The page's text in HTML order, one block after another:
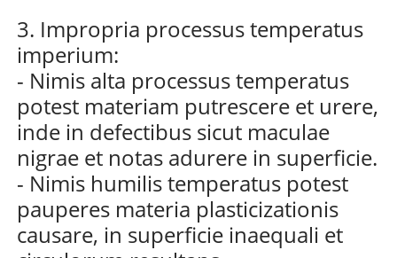
3. Impropria processus temperatus
imperium:
- Nimis alta processus temperatus
potest materiam putrescere et urere,
inde in defectibus sicut maculae
nigrae et notas adurere in superficie.
- Nimis humilis temperatus potest
pauperes materia plasticizationis
causare, in superficie inaequali et